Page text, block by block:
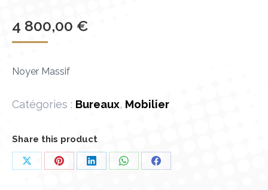
4 800,00 €
Noyer Massif
Catégories : Bureaux, Mobilier
Share this product
PartagerPartagerPartagerPartagerPartager